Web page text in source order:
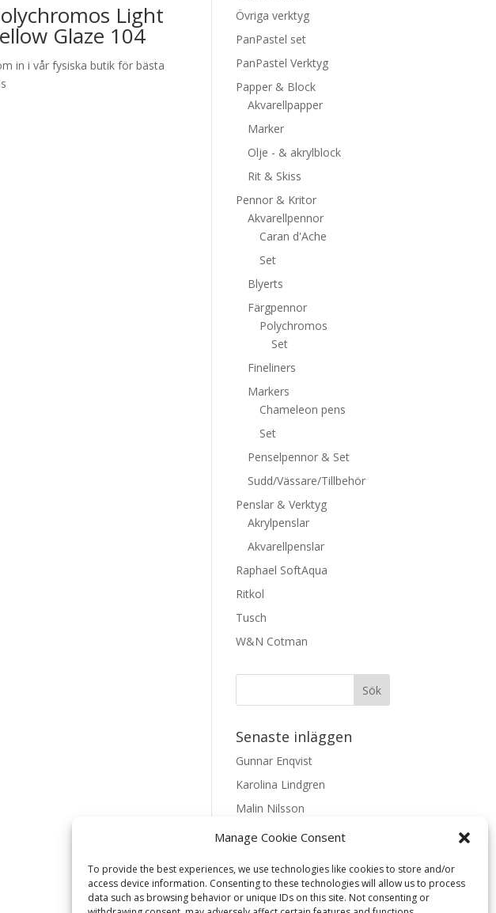
Manage Cookie Consent
To provide the best experiences, we use technologies like cookies to store and/or
access device information. Consenting to these technologies will allow us to process
data such as browsing behavior or unique IDs on this site. Not consenting or
Light
Glaze 104
in i vår fysiska butik för bästa
Övriga verktyg
PanPastel set
PanPastel Verktyg
Papper & Block
Akvarellpapper
Marker
Olje - & akrylblock
Rit & Skiss
Pennor & Kritor
Akvarellpennor
Caran d'Ache
Set
Blyerts
Färgpennor
Polychromos
Set
Fineliners
Markers
Chameleon pens
Set
Penselpennor & Set
Sudd/Vässare/Tillbehör
Penslar & Verktyg
Akrylpenslar
Akvarellpenslar
Raphael SoftAqua
Ritkol
Tusch
W&N Cotman
Senaste inläggen
Gunnar Enqvist
Karolina Lindgren
Malin Nilsson
Mattis Skogsskir
Textarkiv